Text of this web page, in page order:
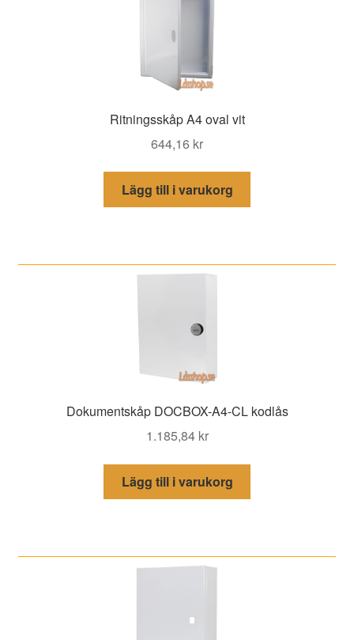
Ritningsskåp A4 oval vit
644,16 kr
Lägg till i varukorg
Dokumentskåp DOCBOX-A4-CL kodlås
1.185,84 kr
Lägg till i varukorg